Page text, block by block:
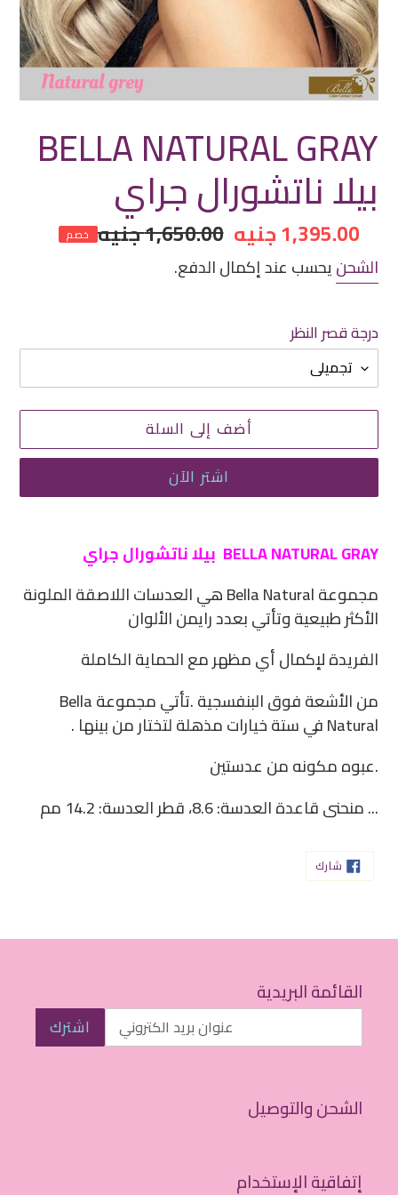
BELLA NATURAL GRAY
بيلا ناتشورال جراي
سعر
مخفض
1,395.00 جنيه سعر
عادي
1,650.00 جنيه خصم
الشحن يحسب عند إكمال الدفع.
درجة قصر النظر
أضف إلى السلة
اشتر الآن
منتج
سلة
التسوق
بك
BELLA NATURAL GRAY بيلا ناتشورال جراي
مجموعة Bella Natural هي العدسات اللاصقة الملونة
الأكثر طبيعية وتأتي بعدد رايمن الألوان
الفريدة لإكمال أي مظهر مع الحماية الكاملة
من الأشعة فوق البنفسجية .تأتي مجموعة Bella
Natural في ستة خيارات مذهلة لتختار من بينها .
.عبوه مكونه من عدستين
... منحنى قاعدة العدسة: ‏8.6، قطر العدسة: ‏14.2 مم
شاركشارك
على
الفيسبوك
القائمة البريدية
اشترك
الشحن والتوصيل
إتفاقية الإستخدام